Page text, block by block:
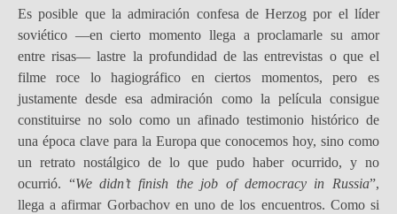
Es posible que la admiración confesa de Herzog por el líder
soviético —en cierto momento llega a proclamarle su amor
entre risas— lastre la profundidad de las entrevistas o que el
filme roce lo hagiográfico en ciertos momentos, pero es
justamente desde esa admiración como la película consigue
constituirse no solo como un afinado testimonio histórico de
una época clave para la Europa que conocemos hoy, sino como
un retrato nostálgico de lo que pudo haber ocurrido, y no
ocurrió. “We didn’t finish the job of democracy in Russia”,
llega a afirmar Gorbachov en uno de los encuentros. Como si